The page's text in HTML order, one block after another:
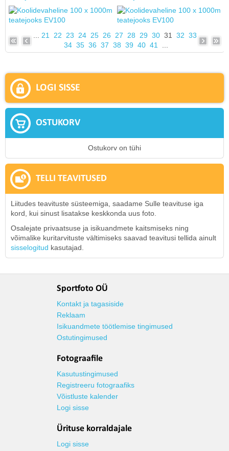
21 22 23 24 25 26 27 28 29 30 31 32 33
34 35 36 37 38 39 40 41
LOGI SISSE
OSTUKORV
Ostukorv on tühi
TELLI TEAVITUSED
Liitudes teavituste süsteemiga, saadame Sulle teavituse iga
kord, kui sinust lisatakse keskkonda uus foto.
Osalejate privaatsuse ja isikuandmete kaitsmiseks ning
võimalike kuritarvituste vältimiseks saavad teavitusi tellida ainult
sisselogitud kasutajad.
Sportfoto OÜ
Kontakt ja tagasiside
Reklaam
Isikuandmete töötlemise tingimused
Ostutingimused
Fotograafile
Kasutustingimused
Registreeru fotograafiks
Võistluste kalender
Logi sisse
Ürituse korraldajale
Logi sisse